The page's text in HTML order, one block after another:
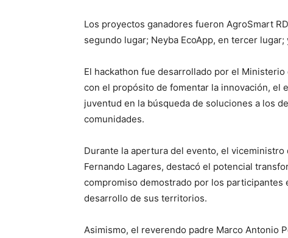
Los proyectos ganadores fueron AgroSmart
segundo lugar; Neyba EcoApp, en tercer
El hackathon fue desarrollado por el Ministerio
con el propósito de fomentar la innovación, el
juventud en la búsqueda de soluciones a los
comunidades.
Durante la apertura del evento, el
Fernando Lagares, destacó el potencial
compromiso demostrado por los
desarrollo de sus territorios.
Asimismo, el reverendo padre Marco Antonio